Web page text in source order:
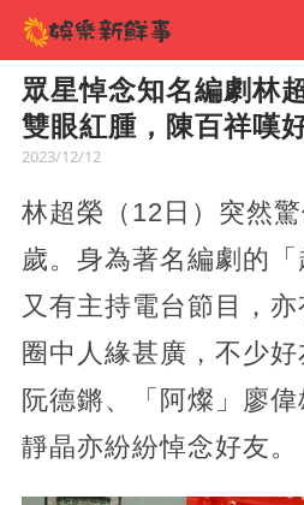
眾星悼念知名編劇林
雙眼紅腫，陳百祥嘆
2023/12/12
林超榮（12日）突然
歲。身為著名編劇的「
又有主持電台節目，
圈中人緣甚廣，不少好
阮德鏘、「阿燦」廖
靜晶亦紛紛悼念好友。